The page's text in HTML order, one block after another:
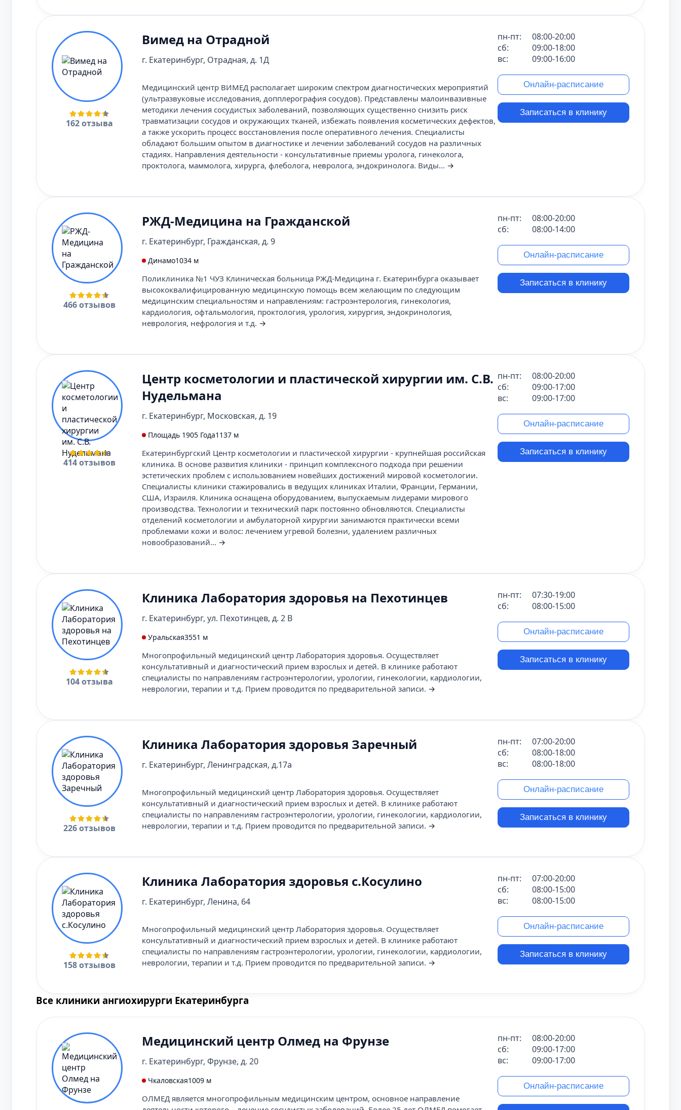
162 отзыва
Вимед на Отрадной
г. Екатеринбург, Отрадная, д. 1Д
Медицинский центр ВИМЕД располагает широким спектром диагностических мероприятий
(ультразвуковые исследования, допплерография сосудов). Представлены малоинвазивные
методики лечения сосудистых заболеваний, позволяющих существенно снизить риск
травматизации сосудов и окружающих тканей, избежать появления косметических дефектов,
а также ускорить процесс восстановления после оперативного лечения. Специалисты
обладают большим опытом в диагностике и лечении заболеваний сосудов на различных
стадиях. Направления деятельности - консультативные приемы уролога, гинеколога,
проктолога, маммолога, хирурга, флеболога, невролога, эндокринолога. Виды... →
пн-пт:
08:00-20:00
сб:
09:00-18:00
вс:
09:00-16:00
Онлайн-расписание
Записаться в клинику
466 отзывов
РЖД-Медицина на Гражданской
г. Екатеринбург, Гражданская, д. 9
Динамо1034 м
Поликлиника №1 ЧУЗ Клиническая больница РЖД-Медицина г. Екатеринбурга оказывает
высококвалифицированную медицинскую помощь всем желающим по следующим
медицинским специальностям и направлениям: гастроэнтерология, гинекология,
кардиология, офтальмология, проктология, урология, хирургия, эндокринология,
неврология, нефрология и т.д. →
пн-пт:
08:00-20:00
сб:
08:00-14:00
Онлайн-расписание
Записаться в клинику
414 отзывов
Центр косметологии и пластической хирургии им. С.В.
Нудельмана
г. Екатеринбург, Московская, д. 19
Площадь 1905 Года1137 м
Екатеринбургский Центр косметологии и пластической хирургии - крупнейшая российская
клиника. В основе развития клиники - принцип комплексного подхода при решении
эстетических проблем с использованием новейших достижений мировой косметологии.
Специалисты клиники стажировались в ведущих клиниках Италии, Франции, Германии,
США, Израиля. Клиника оснащена оборудованием, выпускаемым лидерами мирового
производства. Технологии и технический парк постоянно обновляются. Специалисты
отделений косметологии и амбулаторной хирургии занимаются практически всеми
проблемами кожи и волос: лечением угревой болезни, удалением различных
новообразований... →
пн-пт:
08:00-20:00
сб:
09:00-17:00
вс:
09:00-17:00
Онлайн-расписание
Записаться в клинику
104 отзыва
Клиника Лаборатория здоровья на Пехотинцев
г. Екатеринбург, ул. Пехотинцев, д. 2 В
Уральская3551 м
Многопрофильный медицинский центр Лаборатория здоровья. Осуществляет
консультативный и диагностический прием взрослых и детей. В клинике работают
специалисты по направлениям гастроэнтерологии, урологии, гинекологии, кардиологии,
неврологии, терапии и т.д. Прием проводится по предварительной записи. →
пн-пт:
07:30-19:00
сб:
08:00-15:00
Онлайн-расписание
Записаться в клинику
226 отзывов
Клиника Лаборатория здоровья Заречный
г. Екатеринбург, Ленинградская, д.17а
Многопрофильный медицинский центр Лаборатория здоровья. Осуществляет
консультативный и диагностический прием взрослых и детей. В клинике работают
специалисты по направлениям гастроэнтерологии, урологии, гинекологии, кардиологии,
неврологии, терапии и т.д. Прием проводится по предварительной записи. →
пн-пт:
07:00-20:00
сб:
08:00-18:00
вс:
08:00-18:00
Онлайн-расписание
Записаться в клинику
158 отзывов
Клиника Лаборатория здоровья с.Косулино
г. Екатеринбург, Ленина, 64
Многопрофильный медицинский центр Лаборатория здоровья. Осуществляет
консультативный и диагностический прием взрослых и детей. В клинике работают
специалисты по направлениям гастроэнтерологии, урологии, гинекологии, кардиологии,
неврологии, терапии и т.д. Прием проводится по предварительной записи. →
пн-пт:
07:00-20:00
сб:
08:00-15:00
вс:
08:00-15:00
Онлайн-расписание
Записаться в клинику
Все клиники ангиохирурги Екатеринбурга
Медицинский центр Олмед на Фрунзе
г. Екатеринбург, Фрунзе, д. 20
Чкаловская1009 м
ОЛМЕД является многопрофильным медицинским центром, основное направление
пн-пт:
08:00-20:00
сб:
09:00-17:00
вс:
09:00-17:00
Онлайн-расписание